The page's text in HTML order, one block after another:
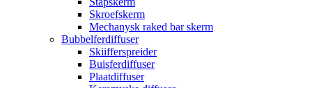
Skroefskerm
Mechanysk raked bar skerm
Bubbelferdiffuser
Skiifferspreider
Buisferdiffuser
Plaatdiffuser